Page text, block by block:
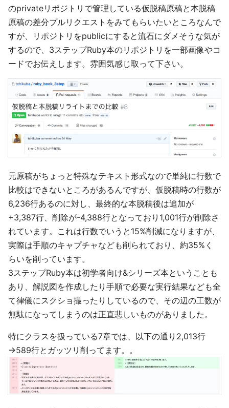
のprivateリポジトリで管理している仮脱稿原稿と本脱稿
原稿の差分プルリクエストをみてもらいたいところなんで
すが、リポジトリをpublicにすると流石にダメそうな気が
するので、3ステップRuby本のリポジトリを一部画像やコ
ードでお伝えします。雰囲気感じ取って下さい。
元原稿がちょっと特殊なテキスト形式なので単純に行数で
比較はできないところがあるんですが、仮脱稿時の行数が
6,236行あるのに対し、最終的な本脱稿後は追加が
+3,387行、削除が-4,388行となっており1,001行が削除さ
れています。これは行数でいうと15%削減になりますが、
実際は手順のキャプチャなども削られており、約35%く
らいを削っています。
3ステップRuby本は初学者向け&シリーズ本ということも
あり、解説図を作成したり手順で必要な実行結果なども全
て律儀にスクショ撮ったりしているので、その辺の工数が
無駄になってしまうのは正直悲しいものがありました。
特にクラスを扱っている7章では、以下の通り2,013行
→589行とガッツリ削ってます。。